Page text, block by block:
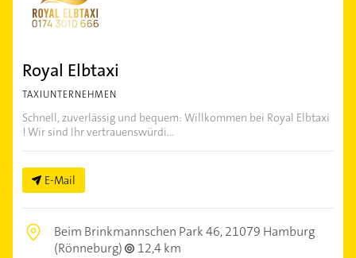
Royal Elbtaxi
TAXIUNTERNEHMEN
Schnell, zuverlässig und bequem: Willkommen bei Royal Elbtaxi
! Wir sind Ihr vertrauenswürdi...
E-Mail
Beim Brinkmannschen Park 46,21079 Hamburg
(Rönneburg)
12,4 km